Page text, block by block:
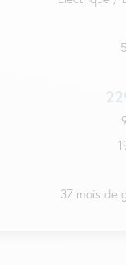
37 mois de